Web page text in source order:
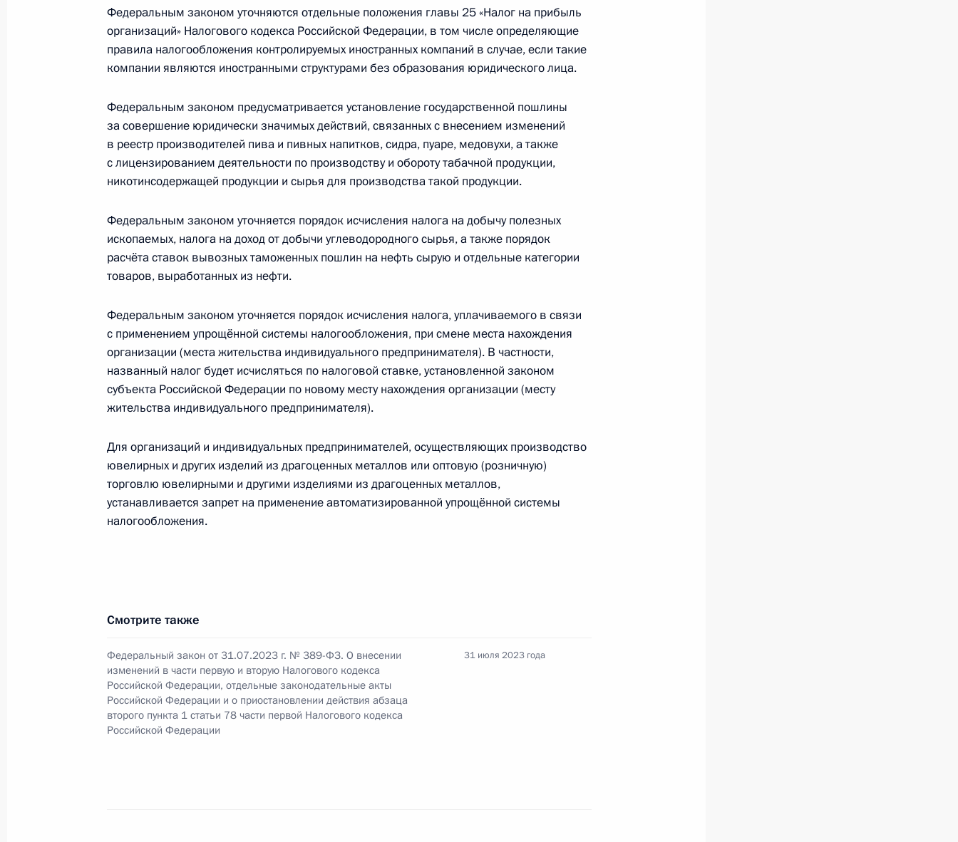
24 июля 2023 года, 14:00
НДС при оказании электронных услуг на территории
Евразийского экономического союза
Встреча с губернатором Мурманской области Андреем Чибисом
20 июля 2023 года, 23:55
Участникам и гостям Пятого федерального форума
«Производительность 360»
20 июля 2023 года, 10:00
19 июля 2023 года, 20:45
Встреча с губернатором Саратовской области Романом
Бусаргиным
Заседание комиссии Госсовета по направлению «Экономика
17 июля 2023 года, 18:00
До 1 января 2026 года устанавливается запрет
Федеральным законом уточняются отдельные положения главы 25 «Налог на прибыль
организаций» Налогового кодекса Российской Федерации, в том числе определяющие
правила налогообложения контролируемых иностранных компаний в случае, если такие
компании являются иностранными структурами без образования юридического лица.
Федеральным законом предусматривается установление государственной пошлины
за совершение юридически значимых действий, связанных с внесением изменений
в реестр производителей пива и пивных напитков, сидра, пуаре, медовухи, а также
с лицензированием деятельности по производству и обороту табачной продукции,
никотинсодержащей продукции и сырья для производства такой продукции.
Федеральным законом уточняется порядок исчисления налога на добычу полезных
ископаемых, налога на доход от добычи углеводородного сырья, а также порядок
расчёта ставок вывозных таможенных пошлин на нефть сырую и отдельные категории
товаров, выработанных из нефти.
Федеральным законом уточняется порядок исчисления налога, уплачиваемого в связи
с применением упрощённой системы налогообложения, при смене места нахождения
организации (места жительства индивидуального предпринимателя). В частности,
названный налог будет исчисляться по налоговой ставке, установленной законом
субъекта Российской Федерации по новому месту нахождения организации (месту
жительства индивидуального предпринимателя).
Для организаций и индивидуальных предпринимателей, осуществляющих производство
ювелирных и других изделий из драгоценных металлов или оптовую (розничную)
торговлю ювелирными и другими изделиями из драгоценных металлов,
устанавливается запрет на применение автоматизированной упрощённой системы
налогообложения.
Смотрите также
Федеральный закон от 31.07.2023 г. № 389-ФЗ. О внесении
изменений в части первую и вторую Налогового кодекса
Российской Федерации, отдельные законодательные акты
Российской Федерации и о приостановлении действия абзаца
второго пункта 1 статьи 78 части первой Налогового кодекса
Российской Федерации
31 июля 2023 года